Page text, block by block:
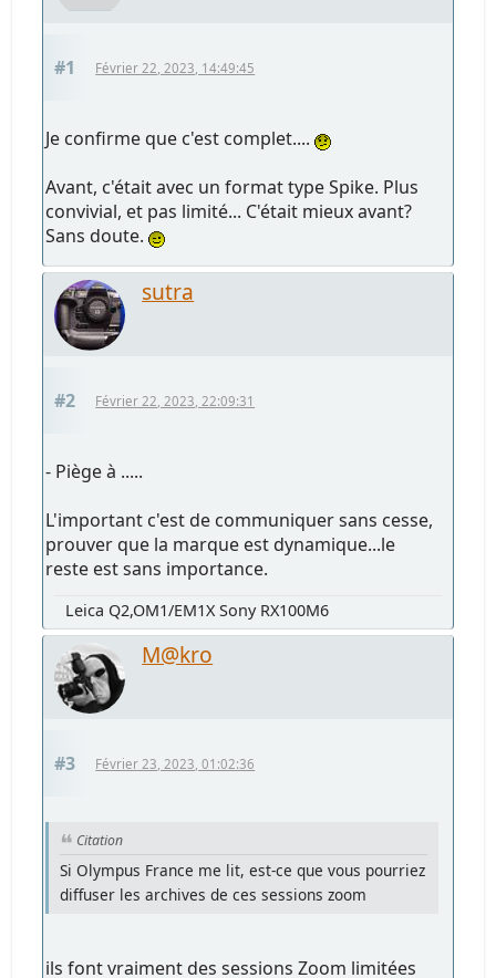
#1 Février 22, 2023, 14:49:45
Je confirme que c'est complet....
Avant, c'était avec un format type Spike. Plus
convivial, et pas limité... C'était mieux avant?
Sans doute.
sutra
#2 Février 22, 2023, 22:09:31
- Piège à .....
L'important c'est de communiquer sans cesse,
prouver que la marque est dynamique...le
reste est sans importance.
Leica Q2,OM1/EM1X Sony RX100M6
M@kro
#3 Février 23, 2023, 01:02:36
Citation
Si Olympus France me lit, est-ce que vous pourriez
diffuser les archives de ces sessions zoom
ils font vraiment des sessions Zoom limitées